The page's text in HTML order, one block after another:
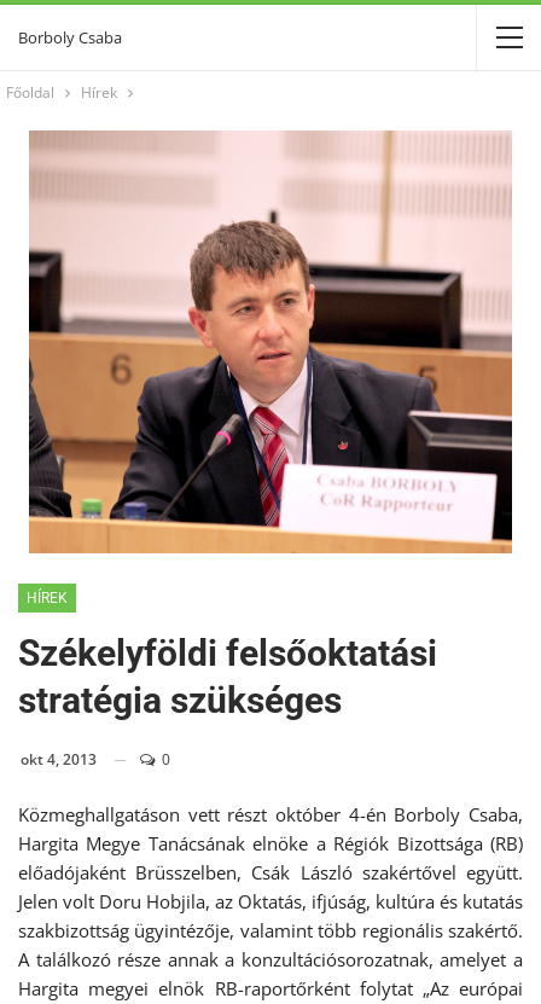
Borboly Csaba
Főoldal Hírek
HÍREK
Székelyföldi felsőoktatási
stratégia szükséges
okt 4, 2013 0
Közmeghallgatáson vett részt október 4-én Borboly Csaba,
Hargita Megye Tanácsának elnöke a Régiók Bizottsága (RB)
előadójaként Brüsszelben, Csák László szakértővel együtt.
Jelen volt Doru Hobjila, az Oktatás, ifjúság, kultúra és kutatás
szakbizottság ügyintézője, valamint több regionális szakértő.
A találkozó része annak a konzultációsorozatnak, amelyet a
Hargita megyei elnök RB-raportőrként folytat „Az európai